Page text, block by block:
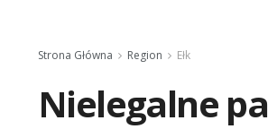
Strona Główna Region Ełk
Nielegalne